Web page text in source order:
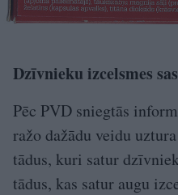
Dzīvnieku izcelsmes
Pēc PVD sniegtās
ražo dažādu veidu
tādus, kuri satur
tādus, kas satur augu